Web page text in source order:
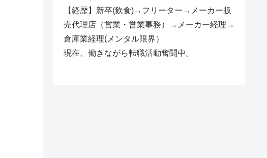
【経歴】新卒(飲食)→フリーター→メーカー販
売代理店（営業・営業事務）→メーカー経理→
倉庫業経理(メンタル限界）
現在、働きながら転職活動奮闘中。